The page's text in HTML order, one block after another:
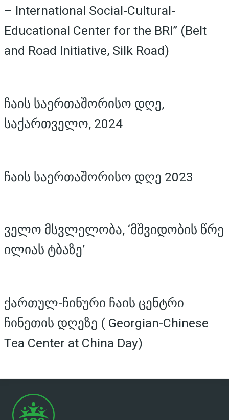
– International Social-Cultural-
Educational Center for the BRI” (Belt
and Road Initiative, Silk Road)
ჩაის საერთაშორისო დღე,
საქართველო, 2024
ჩაის საერთაშორისო დღე 2023
ველო მსვლელობა, ‘მშვიდობის წრე
ილიას ტბაზე’
ქართულ-ჩინური ჩაის ცენტრი
ჩინეთის დღეზე ( Georgian-Chinese
Tea Center at China Day)